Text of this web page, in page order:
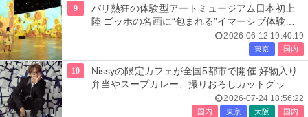
9
パリ熱狂の体験型アートミュージアム日本初上
陸 ゴッホの名画に“包まれる”イマーシブ体験＜
レーヴ・デ・リュミエール＞
2026-06-12 19:40:19
東京 国内
10
Nissyの限定カフェが全国5都市で開催 好物入り
弁当やスープカレー、撮りおろしカットグッズ
2026-07-24 18:56:22
国内 東京 大阪 国内